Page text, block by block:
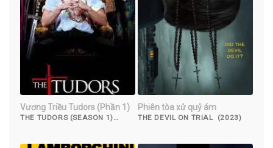
Vương Triều Tudors (Phần 1)
THE TUDORS (SEASON 1)
Phiên tòa xử quỷ ám
THE DEVIL ON TRIAL (2023)